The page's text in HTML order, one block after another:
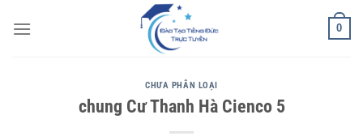
qua
0
CHƯA PHÂN LOẠI
chung Cư Thanh Hà Cienco 5